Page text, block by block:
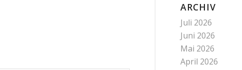
ARCHIV
Juli 2026
Juni 2026
Mai 2026
April 2026